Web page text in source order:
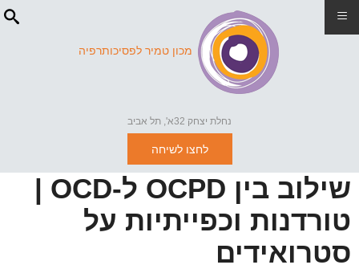
מכון טמיר לפסיכותרפיה
נחלת יצחק 32א', תל אביב
לחצו לשיחה
שילוב בין OCPD ל-OCD |
טורדנות וכפייתיות על
סטרואידים
≡